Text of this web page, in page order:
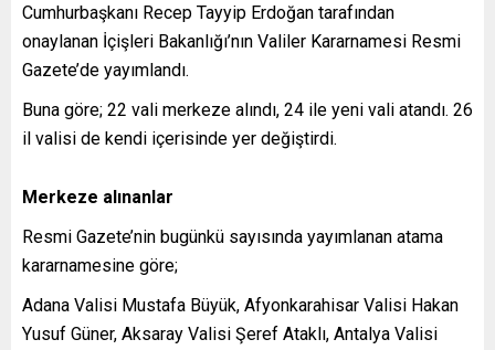
Cumhurbaşkanı Recep Tayyip Erdoğan tarafından
onaylanan İçişleri Bakanlığı’nın Valiler Kararnamesi Resmi
Gazete’de yayımlandı.
Buna göre; 22 vali merkeze alındı, 24 ile yeni vali atandı. 26
il valisi de kendi içerisinde yer değiştirdi.
Merkeze alınanlar
Resmi Gazete’nin bugünkü sayısında yayımlanan atama
kararnamesine göre;
Adana Valisi Mustafa Büyük, Afyonkarahisar Valisi Hakan
Yusuf Güner, Aksaray Valisi Şeref Ataklı, Antalya Valisi